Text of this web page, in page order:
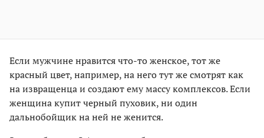
Если мужчине нравится что-то женское, тот же
красный цвет, например, на него тут же смотрят как
на извращенца и создают ему массу комплексов. Если
женщина купит черный пуховик, ни один
дальнобойщик на ней не женится.